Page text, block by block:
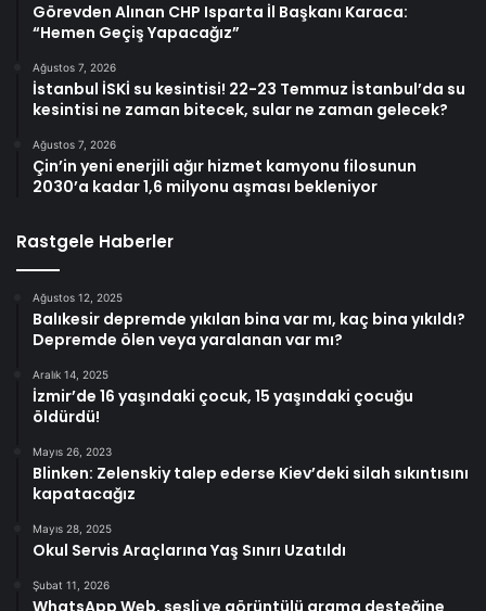
Görevden Alınan CHP Isparta İl Başkanı Karaca:
“Hemen Geçiş Yapacağız”
Ağustos 7, 2026
İstanbul İSKİ su kesintisi! 22-23 Temmuz İstanbul’da su
kesintisi ne zaman bitecek, sular ne zaman gelecek?
Ağustos 7, 2026
Çin’in yeni enerjili ağır hizmet kamyonu filosunun
2030’a kadar 1,6 milyonu aşması bekleniyor
Rastgele Haberler
Ağustos 12, 2025
Balıkesir depremde yıkılan bina var mı, kaç bina yıkıldı?
Depremde ölen veya yaralanan var mı?
Aralık 14, 2025
İzmir’de 16 yaşındaki çocuk, 15 yaşındaki çocuğu
öldürdü!
Mayıs 26, 2023
Blinken: Zelenskiy talep ederse Kiev’deki silah sıkıntısını
kapatacağız
Mayıs 28, 2025
Okul Servis Araçlarına Yaş Sınırı Uzatıldı
Şubat 11, 2026